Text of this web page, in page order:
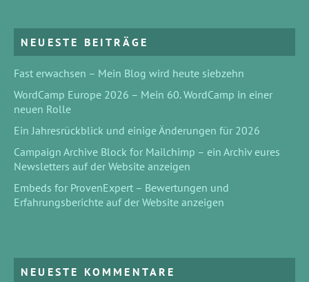
NEUESTE BEITRÄGE
Fast erwachsen – Mein Blog wird heute siebzehn
WordCamp Europe 2026 – Mein 60. WordCamp in einer
neuen Rolle
Ein Jahresrückblick und einige Änderungen für 2026
Campaign Archive Block for Mailchimp – ein Archiv eures
Newsletters auf der Website anzeigen
Embeds for ProvenExpert – Bewertungen und
Erfahrungsberichte auf der Website anzeigen
NEUESTE KOMMENTARE